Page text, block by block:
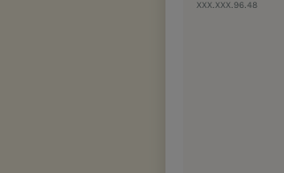
XXX.XXX.96.48